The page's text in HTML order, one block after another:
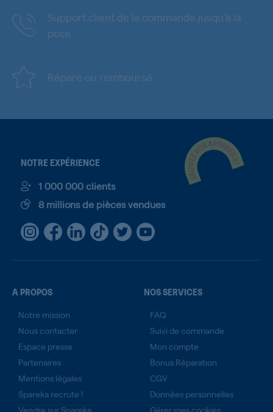
Support client de la commande jusqu'à la
pose
Réparé ou remboursé
NOTRE EXPÉRIENCE
1 000 000 clients
8 millions de pièces vendues
A PROPOS
Notre mission
Nous contacter
Espace presse
Partenaires
Mentions légales
Spareka recrute !
Vendre sur Spareka
NOS SERVICES
FAQ
Suivi de commande
Mon compte
Bonus Réparation
CGV
Données personnelles
Gérer mes cookies